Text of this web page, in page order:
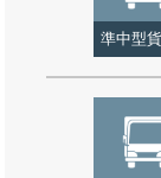
準中型